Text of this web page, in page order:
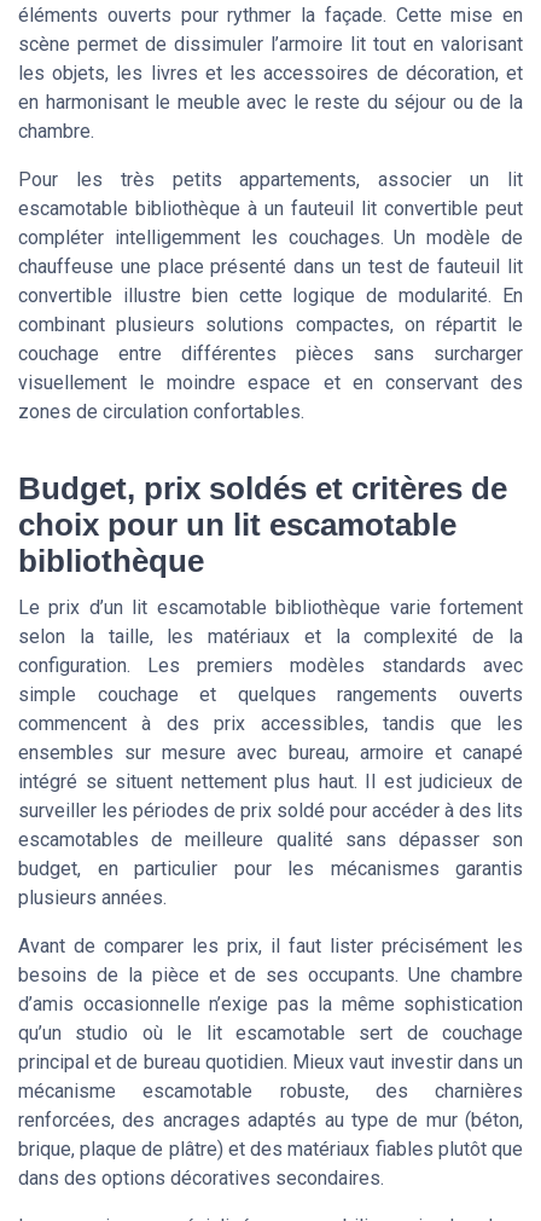
éléments ouverts pour rythmer la façade. Cette mise en
scène permet de dissimuler l’armoire lit tout en valorisant
les objets, les livres et les accessoires de décoration, et
en harmonisant le meuble avec le reste du séjour ou de la
chambre.
Pour les très petits appartements, associer un lit
escamotable bibliothèque à un fauteuil lit convertible peut
compléter intelligemment les couchages. Un modèle de
chauffeuse une place présenté dans un test de fauteuil lit
convertible illustre bien cette logique de modularité. En
combinant plusieurs solutions compactes, on répartit le
couchage entre différentes pièces sans surcharger
visuellement le moindre espace et en conservant des
zones de circulation confortables.
Budget, prix soldés et critères de
choix pour un lit escamotable
bibliothèque
Le prix d’un lit escamotable bibliothèque varie fortement
selon la taille, les matériaux et la complexité de la
configuration. Les premiers modèles standards avec
simple couchage et quelques rangements ouverts
commencent à des prix accessibles, tandis que les
ensembles sur mesure avec bureau, armoire et canapé
intégré se situent nettement plus haut. Il est judicieux de
surveiller les périodes de prix soldé pour accéder à des lits
escamotables de meilleure qualité sans dépasser son
budget, en particulier pour les mécanismes garantis
plusieurs années.
Avant de comparer les prix, il faut lister précisément les
besoins de la pièce et de ses occupants. Une chambre
d’amis occasionnelle n’exige pas la même sophistication
qu’un studio où le lit escamotable sert de couchage
principal et de bureau quotidien. Mieux vaut investir dans un
mécanisme escamotable robuste, des charnières
renforcées, des ancrages adaptés au type de mur (béton,
brique, plaque de plâtre) et des matériaux fiables plutôt que
dans des options décoratives secondaires.